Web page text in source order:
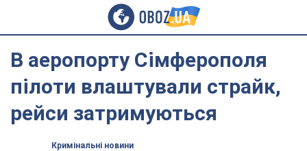
В аеропорту Сімферополя
пілоти влаштували страйк,
рейси затримуються
Кримінальні новини